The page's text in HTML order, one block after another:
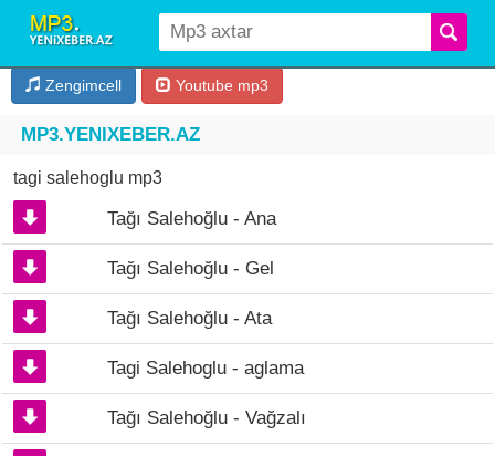
Zengimcell Youtube mp3
MP3.YENIXEBER.AZ
tagi salehoglu mp3
Tağı Salehoğlu - Ana
Tağı Salehoğlu - Gel
Tağı Salehoğlu - Ata
Tagi Salehoglu - aglama
Tağı Salehoğlu - Vağzalı